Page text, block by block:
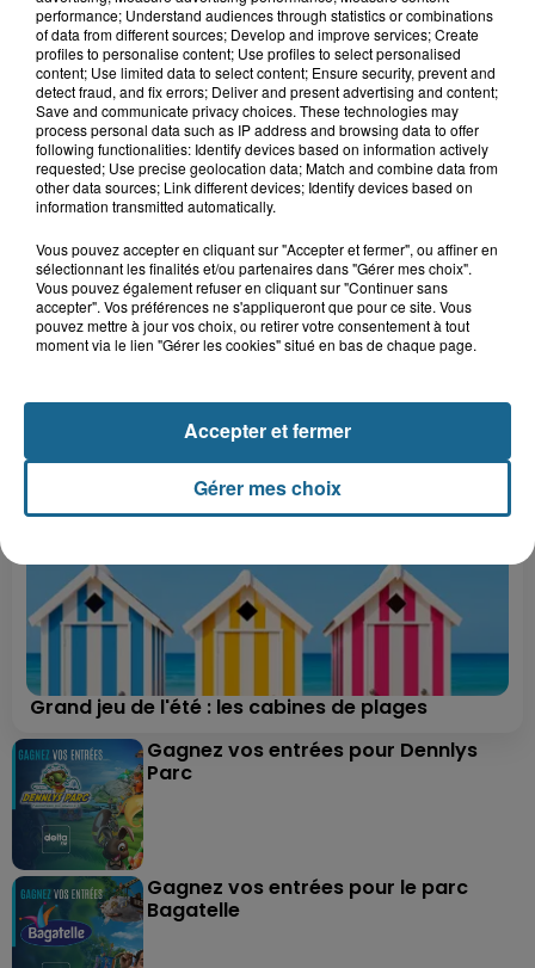
Samer : deux adolescents de 14 et 15
ans grièvement blessés dans un...
8 août 2026
Âgée de 54 ans, une femme se blesse
dans un accident de trottinette...
Grand jeu de l'été : les cabines de plages
Gagnez vos entrées pour Dennlys
Parc
Gagnez vos entrées pour le parc
Bagatelle
performance; Understand audiences through statistics or combinations
of data from different sources; Develop and improve services; Create
profiles to personalise content; Use profiles to select personalised
content; Use limited data to select content; Ensure security, prevent and
detect fraud, and fix errors; Deliver and present advertising and content;
Save and communicate privacy choices. These technologies may
process personal data such as IP address and browsing data to offer
following functionalities: Identify devices based on information actively
requested; Use precise geolocation data; Match and combine data from
other data sources; Link different devices; Identify devices based on
information transmitted automatically.
Vous pouvez accepter en cliquant sur "Accepter et fermer", ou affiner en
sélectionnant les finalités et/ou partenaires dans "Gérer mes choix".
Vous pouvez également refuser en cliquant sur "Continuer sans
accepter". Vos préférences ne s'appliqueront que pour ce site. Vous
pouvez mettre à jour vos choix, ou retirer votre consentement à tout
moment via le lien "Gérer les cookies" situé en bas de chaque page.
Gérer mes choix
Accepter et fermer